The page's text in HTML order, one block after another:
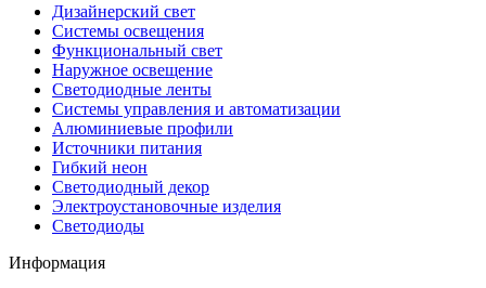
Дизайнерский свет
Системы освещения
Функциональный свет
Наружное освещение
Светодиодные ленты
Системы управления и автоматизации
Алюминиевые профили
Источники питания
Гибкий неон
Светодиодный декор
Электроустановочные изделия
Светодиоды
Информация